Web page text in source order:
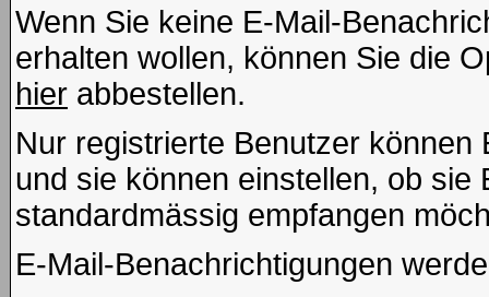
Wenn Sie keine E-Mail-
erhalten wollen, können Sie die
hier abbestellen.
Nur registrierte Benutzer
und sie können einstellen, ob sie
standardmässig empfangen
E-Mail-Benachrichtigungen